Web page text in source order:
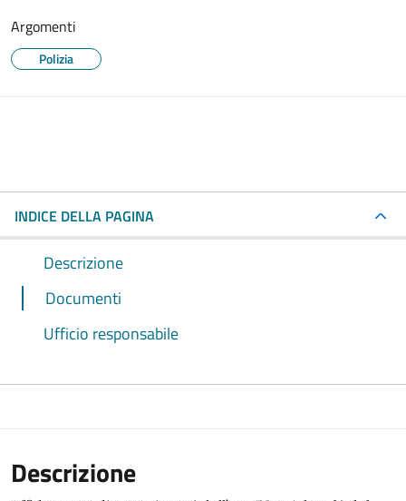
Argomenti
Polizia
INDICE DELLA PAGINA
Descrizione
Documenti
Ufficio responsabile
Descrizione